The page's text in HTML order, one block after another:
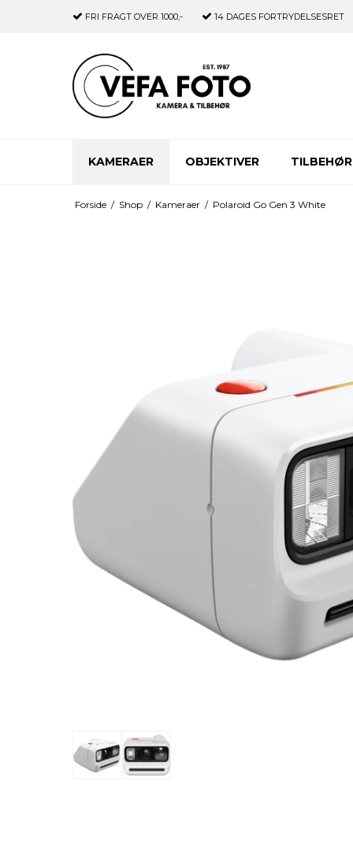
FRI FRAGT OVER 1000,- 14 DAGES FORTRYDELSESRET
KAMERAER OBJEKTIVER TILBEHØR
Forside / Shop / Kameraer / Polaroid Go Gen 3 White